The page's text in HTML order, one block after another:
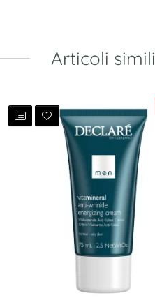
Articoli simili